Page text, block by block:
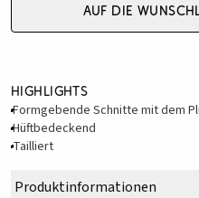
Auf die
Highlights
Formgebende Schnitte mit dem
Hüftbedeckend
Tailliert
Produktinformationen